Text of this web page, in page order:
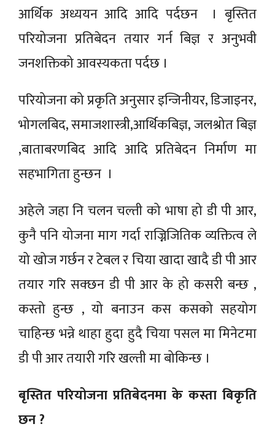
आर्थिक अध्ययन आदि आदि पर्दछन । बृस्तित
परियोजना प्रतिबेदन तयार गर्न बिज्ञ र अनुभवी
जनशक्तिको आवस्यकता पर्दछ ।
परियोजना को प्रकृति अनुसार इन्जिनीयर, डिजाइनर,
भोगलबिद, समाजशास्त्री,आर्थिकबिज्ञ, जलश्रोत बिज्ञ
,बाताबरणबिद आदि आदि प्रतिबेदन निर्माण मा
सहभागिता हुन्छन ।
अहेले जहा नि चलन चल्ती को भाषा हो डी पी आर,
कुनै पनि योजना माग गर्दा राज्निजितिक व्यक्तित्व ले
यो खोज गर्छन र टेबल र चिया खादा खादै डी पी आर
तयार गरि सक्छन डी पी आर के हो कसरी बन्छ ,
कस्तो हुन्छ , यो बनाउन कस कसको सहयोग
चाहिन्छ भन्ने थाहा हुदा हुदै चिया पसल मा मिनेटमा
डी पी आर तयारी गरि खल्ती मा बोकिन्छ ।
बृस्तित परियोजना प्रतिबेदनमा के कस्ता बिकृति
छन ?